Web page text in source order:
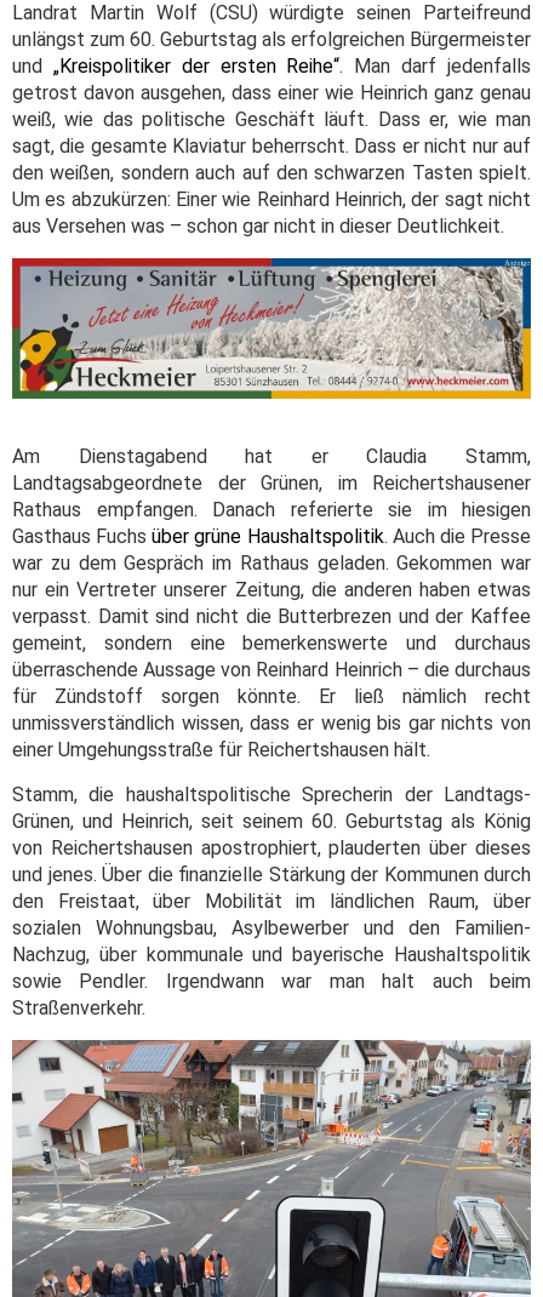
Landrat Martin Wolf (CSU) würdigte seinen Parteifreund
unlängst zum 60. Geburtstag als erfolgreichen Bürgermeister
und „Kreispolitiker der ersten Reihe“. Man darf jedenfalls
getrost davon ausgehen, dass einer wie Heinrich ganz genau
weiß, wie das politische Geschäft läuft. Dass er, wie man
sagt, die gesamte Klaviatur beherrscht. Dass er nicht nur auf
den weißen, sondern auch auf den schwarzen Tasten spielt.
Um es abzukürzen: Einer wie Reinhard Heinrich, der sagt nicht
aus Versehen was – schon gar nicht in dieser Deutlichkeit.
Am Dienstagabend hat er Claudia Stamm,
Landtagsabgeordnete der Grünen, im Reichertshausener
Rathaus empfangen. Danach referierte sie im hiesigen
Gasthaus Fuchsüber grüne Haushaltspolitik. Auch die Presse
war zu dem Gespräch im Rathaus geladen. Gekommen war
nur ein Vertreter unserer Zeitung, die anderen haben etwas
verpasst. Damit sind nicht die Butterbrezen und der Kaffee
gemeint, sondern eine bemerkenswerte und durchaus
überraschende Aussage von Reinhard Heinrich – die durchaus
für Zündstoff sorgen könnte. Er ließ nämlich recht
unmissverständlich wissen, dass er wenig bis gar nichts von
einer Umgehungsstraße für Reichertshausen hält.
Stamm, die haushaltspolitische Sprecherin der Landtags-
Grünen, und Heinrich, seit seinem 60. Geburtstag als König
von Reichertshausen apostrophiert, plauderten über dieses
und jenes. Über die finanzielle Stärkung der Kommunen durch
den Freistaat, über Mobilität im ländlichen Raum, über
sozialen Wohnungsbau, Asylbewerber und den Familien-
Nachzug, über kommunale und bayerische Haushaltspolitik
sowie Pendler. Irgendwann war man halt auch beim
Straßenverkehr.